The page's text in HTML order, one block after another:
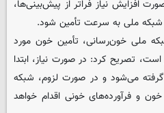
افزایش نیاز فراتر از پیش‌بینی‌ها،
شبکه ملی به سرعت تأمین شود.
ملی خون‌رسانی، تأمین خون مورد
تصریح کرد: در صورت نیاز، ابتدا
گرفته می‌شود و در صورت لزوم، شبکه
و فرآورده‌های خونی اقدام خواهد